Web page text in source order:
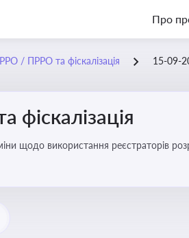
Про
РРО / ПРРО та фіскалізація 15-09-